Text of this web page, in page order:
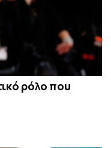
ρόλο που